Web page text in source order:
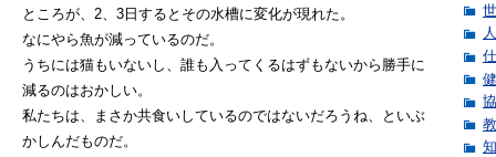
ところが、2、3日するとその水槽に変化が現れた。
なにやら魚が減っているのだ。
うちには猫もいないし、誰も入ってくるはずもないから勝手に
減るのはおかしい。
私たちは、まさか共食いしているのではないだろうね、といぶ
かしんだものだ。